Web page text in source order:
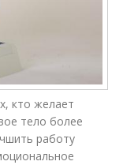
кто желает
тело более
работу